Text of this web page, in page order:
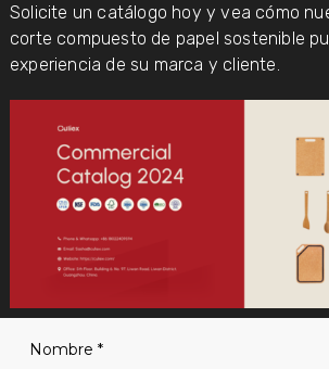
Solicite un catálogo hoy y vea cómo
corte compuesto de papel sostenible
experiencia de su marca y cliente.
Nombre *